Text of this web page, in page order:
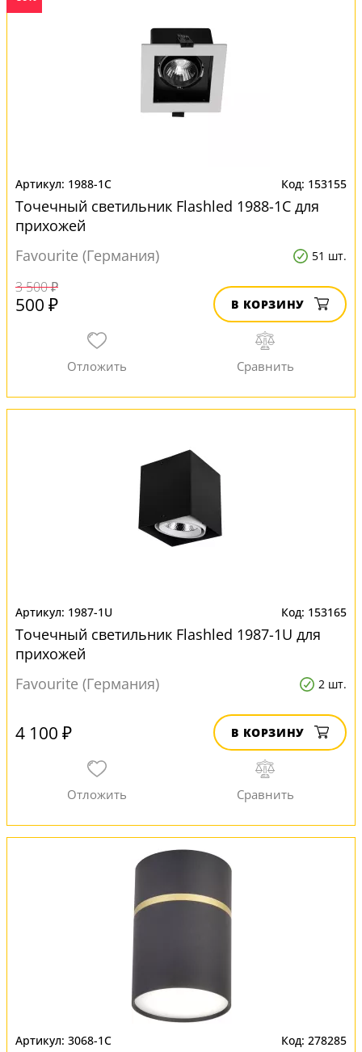
1988-1C 153155
Точечный светильник Flashled 1988-1C для
прихожей
Favourite (Германия)
51 шт.
3 500 ₽
500 ₽ В КОРЗИНУ
1987-1U 153165
Точечный светильник Flashled 1987-1U для
прихожей
Favourite (Германия)
2 шт.
4 100 ₽ В КОРЗИНУ
3068-1C 278285